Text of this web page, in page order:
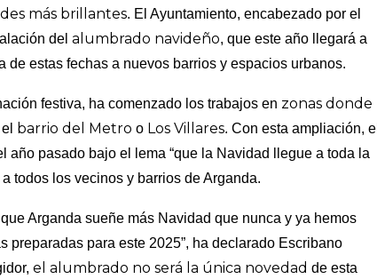
más brillantes. El Ayuntamiento, encabezado por el
delalumbrado navideño, que este año llegará a
estas fechas a nuevos barrios y espacios urbanos.
festiva, ha comenzado los trabajos en zonas donde
barrio del Metro o Los Villares. Con esta ampliación, el
pasado bajo el lema “que la Navidad llegue a toda la
todos los vecinos y barrios de Arganda.
Arganda sueñe más Navidad que nunca y ya hemos
preparadas para este 2025”, ha declarado Escribano
el alumbrado no será la única novedad de esta